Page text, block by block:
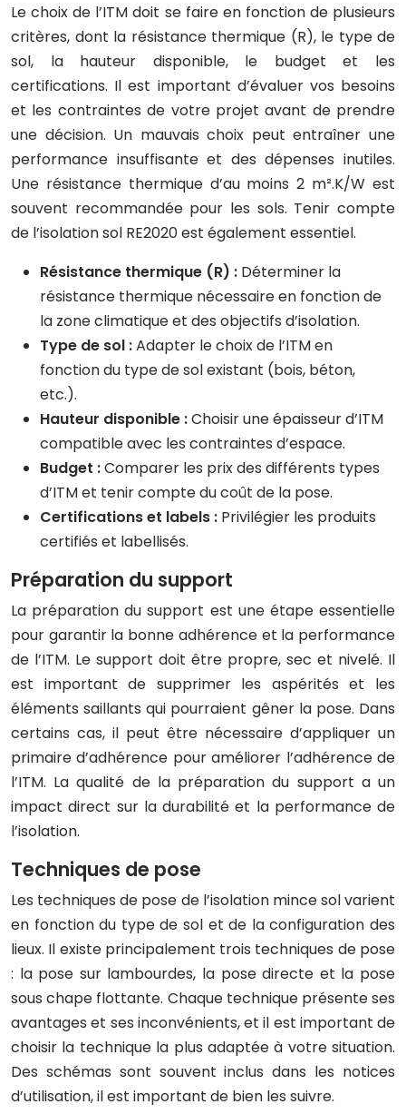
Le choix de l’ITM doit se faire en fonction de plusieurs
critères, dont la résistance thermique (R), le type de
sol, la hauteur disponible, le budget et les
certifications. Il est important d’évaluer vos besoins
et les contraintes de votre projet avant de prendre
une décision. Un mauvais choix peut entraîner une
performance insuffisante et des dépenses inutiles.
Une résistance thermique d’au moins 2 m².K/W est
souvent recommandée pour les sols. Tenir compte
de l’isolation sol RE2020 est également essentiel.
Résistance thermique (R) : Déterminer la
résistance thermique nécessaire en fonction de
la zone climatique et des objectifs d’isolation.
Type de sol :Adapter le choix de l’ITM en
fonction du type de sol existant (bois, béton,
etc.).
Hauteur disponible :Choisir une épaisseur d’ITM
compatible avec les contraintes d’espace.
Budget :Comparer les prix des différents types
d’ITM et tenir compte du coût de la pose.
Certifications et labels : Privilégier les produits
certifiés et labellisés.
Préparation du support
La préparation du support est une étape essentielle
pour garantir la bonne adhérence et la performance
de l’ITM. Le support doit être propre, sec et nivelé. Il
est important de supprimer les aspérités et les
éléments saillants qui pourraient gêner la pose. Dans
certains cas, il peut être nécessaire d’appliquer un
primaire d’adhérence pour améliorer l’adhérence de
l’ITM. La qualité de la préparation du support a un
impact direct sur la durabilité et la performance de
l’isolation.
Techniques de pose
Les techniques de pose de l’isolation mince sol varient
en fonction du type de sol et de la configuration des
lieux. Il existe principalement trois techniques de pose
: la pose sur lambourdes, la pose directe et la pose
sous chape flottante. Chaque technique présente ses
avantages et ses inconvénients, et il est important de
choisir la technique la plus adaptée à votre situation.
Des schémas sont souvent inclus dans les notices
d’utilisation, il est important de bien les suivre.